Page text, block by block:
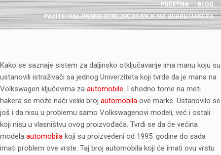
POČETNA
BLOG
PAZITE! DALJINSKO OTKLJUCAVANJE NA UDARU HAKERA
Kako se saznaje sistem za daljinsko otključavanje ima manu koju su
ustanovili istraživači sa jednog Univerziteta koji tvrde da je mana na
Volkswagen ključevima za automobile. I shodno tome na meti
hakera se može naći veliki broj automobila ove marke. Ustanovilo se
još i da nisu u problemu samo Volkswagenovi modeli, već i ostali
koji nisu u vlasništvu ovog proizvođača. Tvrdi se da će većina
modela automobila koji su proizvedeni od 1995. godine do sada
imati problem ove vrste. Taj broj automobila koji će imati ovu vrstu